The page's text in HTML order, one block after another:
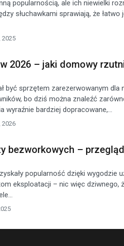
popularnością, ale ich niewielki
słuchawkami sprawiają, że łatwo
2025
2026 – jaki domowy
być sprzętem zarezerwowanym dla
bo dziś można znaleźć
wyraźnie bardziej dopracowane,...
2026
bezworkowych –
popularność dzięki wygodzie
eksploatacji – nic więc dziwnego,